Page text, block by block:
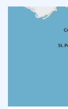
Op dit
ongerepte
van de
Pacific.
natuur en
West-